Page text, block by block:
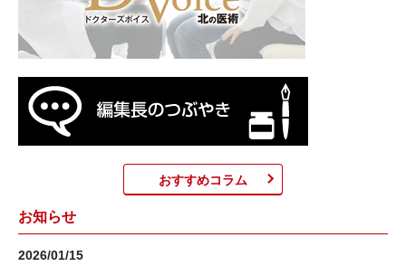
おすすめコラム
お知らせ
2026/01/15